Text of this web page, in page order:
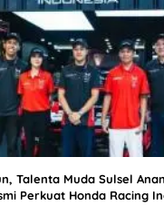
Talenta Muda Sulsel
Perkuat Honda Racing